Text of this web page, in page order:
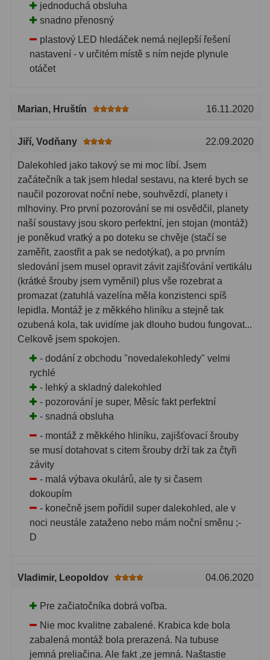
jednoduchá obsluha
snadno přenosný
plastový LED hledáček nemá nejlepší řešení
nastavení - v určitém místě s ním nejde plynule
otáčet
Marian, Hruštín 16.11.2020
Jiří, Vodňany 22.09.2020
Dalekohled jako takový se mi moc líbí. Jsem
začátečník a tak jsem hledal sestavu, na které bych se
naučil pozorovat noční nebe, souhvězdí, planety i
mlhoviny. Pro první pozorování se mi osvědčil, planety
naší soustavy jsou skoro perfektní, jen stojan (montáž)
je poněkud vratký a po doteku se chvěje (stačí se
zaměřit, zaostřit a pak se nedotýkat), a po prvním
sledování jsem musel opravit závit zajišťování vertikálu
(krátké šrouby jsem vyměnil) plus vše rozebrat a
promazat (zatuhlá vazelína měla konzistenci spíš
lepidla. Montáž je z měkkého hliníku a stejně tak
ozubená kola, tak uvidíme jak dlouho budou fungovat...
Celkově jsem spokojen.
- dodání z obchodu "novedalekohledy" velmi
rychlé
- lehký a skladný dalekohled
- pozorování je super, Měsíc fakt perfektní
- snadná obsluha
- montáž z měkkého hliníku, zajišťovací šrouby
se musí dotahovat s citem šrouby drží tak za čtyři
závity
- malá výbava okulárů, ale ty si časem
dokoupím
- konečně jsem pořídil super dalekohled, ale v
noci neustále zataženo nebo mám noční směnu ;-
D
Vladimir, Leopoldov 04.06.2020
Pre začiatočníka dobrá voľba.
Nie moc kvalitne zabalené. Krabica kde bola
zabalená montáž bola prerazená. Na tubuse
jemná preliačina. Ale fakt ,ze jemná. Naštastie